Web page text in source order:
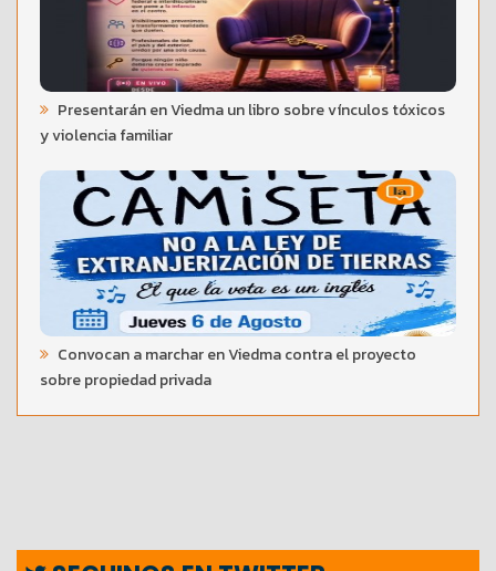
Presentarán en Viedma un libro sobre vínculos tóxicos
y violencia familiar
Convocan a marchar en Viedma contra el proyecto
sobre propiedad privada